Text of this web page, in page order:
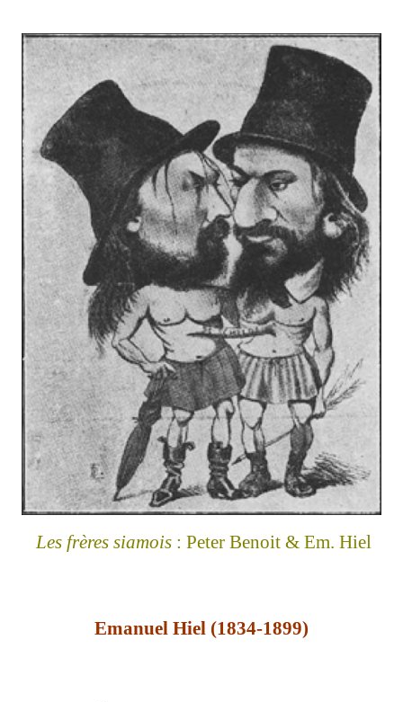
Les frères siamois : Peter Benoit & Em. Hiel
Emanuel Hiel (1834-1899)